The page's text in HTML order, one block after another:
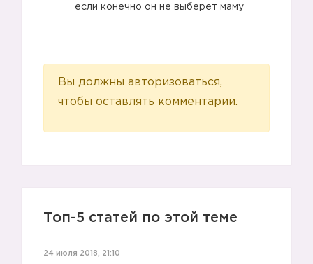
если конечно он не выберет маму
Вы должны авторизоваться,
чтобы оставлять комментарии.
Топ-5 статей по этой теме
24 июля 2018, 21:10